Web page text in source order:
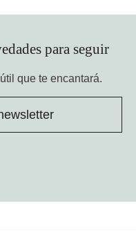
para seguir
que te encantará.